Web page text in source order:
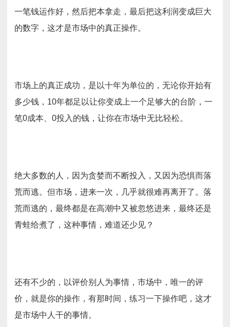
一笔钱运作好，然后把本拿走，最后把这利润变成巨大
的数字，这才是市场中的真正操作。
市场上的真正成功，是以十年为单位的，无论你开始有
多少钱，10年都足以让你变成上一个足够大的台阶，一
笔0成本、0投入的钱，让你在市场中无比轻松。
绝大多数的人，因为贪婪而不断投入，又因为恐惧而落
荒而逃。但市场，进来一次，几乎就很难再离开了。落
荒而逃的，最终都是在高潮中又被忽悠进来，最终还是
青蛙给煮了，这种事情，难道还少见？
还有不少的，以评价别人为事情，市场中，唯一的评
价，就是你的操作，有那时间，练习一下操作吧，这才
是市场中人干的事情。